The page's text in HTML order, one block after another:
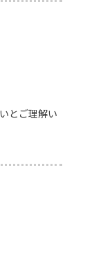
とご理解い